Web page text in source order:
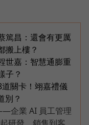
篤昌：還會有更厲
搬上樓？
世嘉：智慧通膨重
子？
關卡！翊嘉禮儀
別？
企業 AI 員工管理